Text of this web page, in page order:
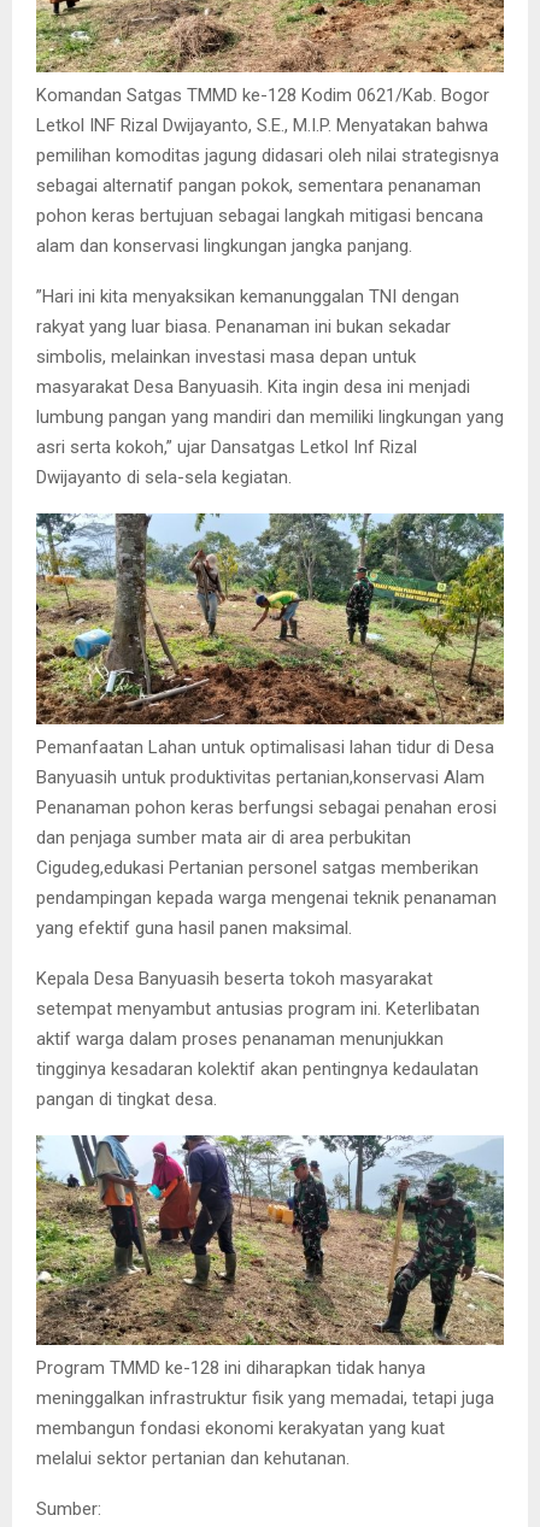
Komandan Satgas TMMD ke-128 Kodim 0621/Kab. Bogor
Letkol INF Rizal Dwijayanto, S.E., M.I.P. Menyatakan bahwa
pemilihan komoditas jagung didasari oleh nilai strategisnya
sebagai alternatif pangan pokok, sementara penanaman
pohon keras bertujuan sebagai langkah mitigasi bencana
alam dan konservasi lingkungan jangka panjang.
​”Hari ini kita menyaksikan kemanunggalan TNI dengan
rakyat yang luar biasa. Penanaman ini bukan sekadar
simbolis, melainkan investasi masa depan untuk
masyarakat Desa Banyuasih. Kita ingin desa ini menjadi
lumbung pangan yang mandiri dan memiliki lingkungan yang
asri serta kokoh,” ujar Dansatgas Letkol Inf Rizal
Dwijayanto di sela-sela kegiatan.
​Pemanfaatan Lahan untuk optimalisasi lahan tidur di Desa
Banyuasih untuk produktivitas pertanian,konservasi Alam
Penanaman pohon keras berfungsi sebagai penahan erosi
dan penjaga sumber mata air di area perbukitan
Cigudeg,edukasi Pertanian personel satgas memberikan
pendampingan kepada warga mengenai teknik penanaman
yang efektif guna hasil panen maksimal.
Kepala Desa Banyuasih beserta tokoh masyarakat
setempat menyambut antusias program ini. Keterlibatan
aktif warga dalam proses penanaman menunjukkan
tingginya kesadaran kolektif akan pentingnya kedaulatan
pangan di tingkat desa.
​Program TMMD ke-128 ini diharapkan tidak hanya
meninggalkan infrastruktur fisik yang memadai, tetapi juga
membangun fondasi ekonomi kerakyatan yang kuat
melalui sektor pertanian dan kehutanan.
Sumber: